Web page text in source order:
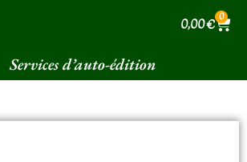
0,00€ 0
Services d’auto-édition